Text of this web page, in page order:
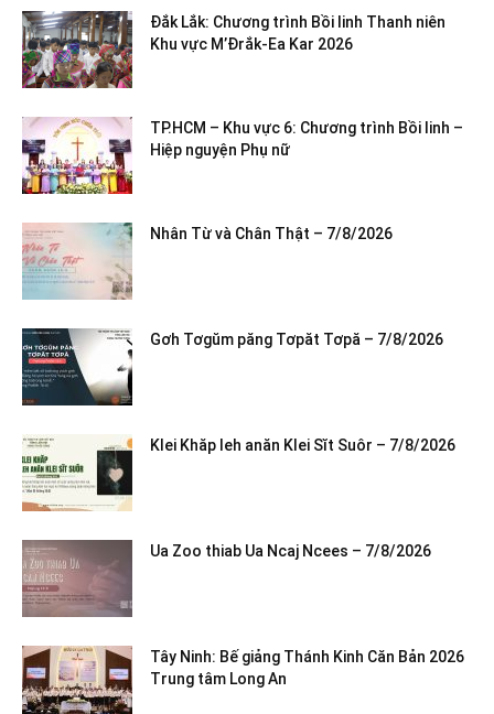
Đắk Lắk: Chương trình Bồi linh Thanh niên
Khu vực M’Đrắk-Ea Kar 2026
TP.HCM – Khu vực 6: Chương trình Bồi linh –
Hiệp nguyện Phụ nữ
Nhân Từ và Chân Thật – 7/8/2026
Gơh Tơgŭm păng Tơpăt Tơpă – 7/8/2026
Klei Khăp leh anăn Klei Sĭt Suôr – 7/8/2026
Ua Zoo thiab Ua Ncaj Ncees – 7/8/2026
Tây Ninh: Bế giảng Thánh Kinh Căn Bản 2026
Trung tâm Long An